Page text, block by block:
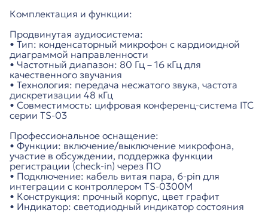
Комплектация и функции:
Продвинутая аудиосистема:
• Тип: конденсаторный микрофон с кардиоидной
диаграммой направленности
• Частотный диапазон: 80 Гц – 16 кГц для
качественного звучания
• Технология: передача несжатого звука, частота
дискретизации 48 кГц
• Совместимость: цифровая конференц-система ITC
серии TS-03
Профессиональное оснащение:
• Функции: включение/выключение микрофона,
участие в обсуждении, поддержка функции
регистрации (check-in) через ПО
• Подключение: кабель витая пара, 6-pin для
интеграции с контроллером TS-0300M
• Конструкция: прочный корпус, цвет графит
• Индикатор: светодиодный индикатор состояния